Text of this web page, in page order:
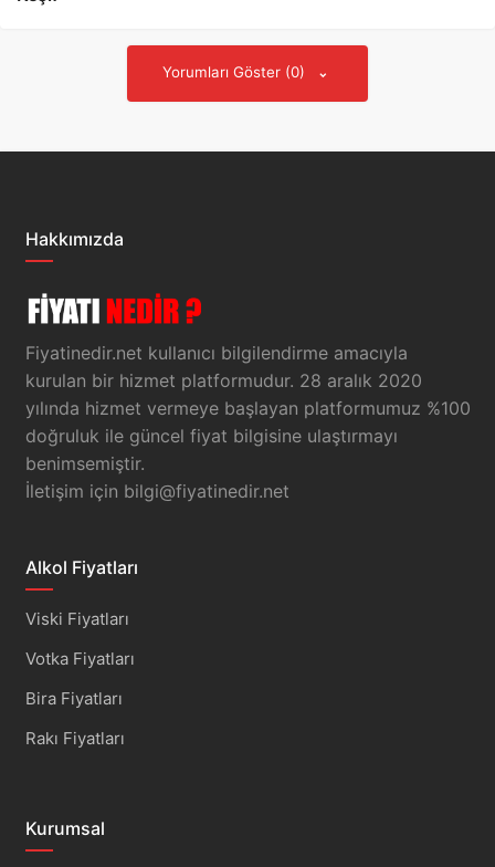
Yorumları Göster (0)
Hakkımızda
Fiyatinedir.net kullanıcı bilgilendirme amacıyla
kurulan bir hizmet platformudur. 28 aralık 2020
yılında hizmet vermeye başlayan platformumuz %100
doğruluk ile güncel fiyat bilgisine ulaştırmayı
benimsemiştir.
İletişim için bilgi@fiyatinedir.net
Alkol Fiyatları
Viski Fiyatları
Votka Fiyatları
Bira Fiyatları
Rakı Fiyatları
Kurumsal